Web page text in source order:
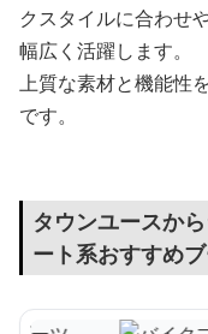
クスタイルに合わせ
幅広く活躍します。
上質な素材と機能性
です。
タウンユースか
ート系おすすめ